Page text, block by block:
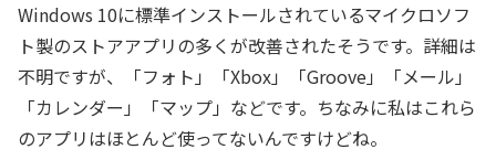
Windows 10に標準インストールされているマイクロソフ
ト製のストアアプリの多くが改善されたそうです。詳細は
不明ですが、「フォト」「Xbox」「Groove」「メール」
「カレンダー」「マップ」などです。ちなみに私はこれら
のアプリはほとんど使ってないんですけどね。